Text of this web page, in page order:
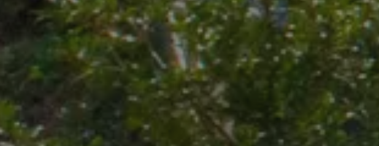
Denne cookien brukes til å lagre
brukerens samtykke og personvernvalg
for deres interaksjon med nettstedet.
Det registrerer data om den besøkendes
samtykke om ulike personvernpolicyer
og innstillinger, slik at deres preferanser
blir æret i fremtidige økter.
5 måneder
Brukes til å lagre gjestenes samtykke til
bruk av informasjonskapsler til ikke-
4 uker 2
Denne informasjonskapselen brukes av
Cookie-Script.com-tjenesten for å huske
innstillingene for besøkendes
informasjonskapsel. Det er nødvendig